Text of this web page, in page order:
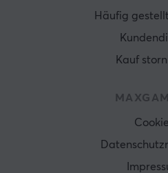
Häufig
Kauf